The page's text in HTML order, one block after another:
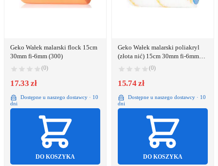
Geko Wałek malarski flock 15cm
30mm fi-6mm (300)
(0)
17.33 zł
Dostępne u naszego dostawcy · 10
dni
DO KOSZYKA
Geko Wałek malarski poliakryl
(złota nić) 15cm 30mm fi-6mm
(0)
15.74 zł
Dostępne u naszego dostawcy · 10
dni
DO KOSZYKA